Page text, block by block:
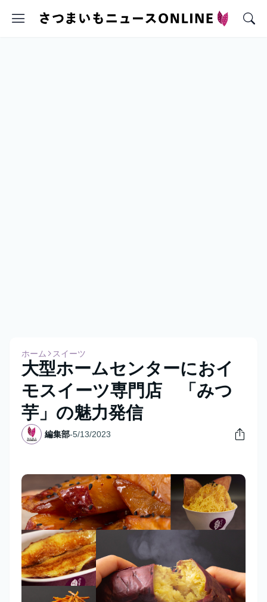
ホーム スイーツ
大型ホームセンターにおイ
モスイーツ専門店 「みつ
芋」の魅力発信
編集部-5/13/2023